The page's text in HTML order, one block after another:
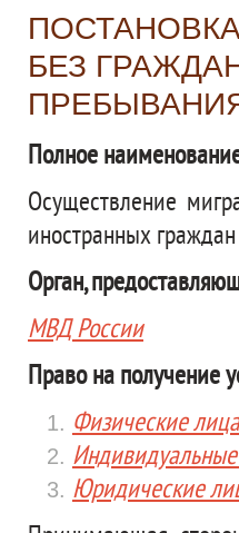
БЕЗ
Полное
Осуществление
иностранных
Орган,
МВД России
Право на получение
Физические лица
Юридические